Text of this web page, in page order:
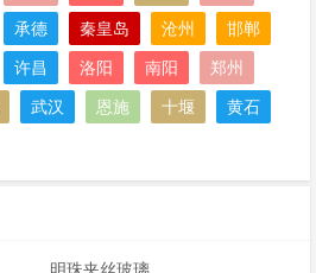
承德 秦皇岛 沧州 邯郸
许昌 洛阳 南阳 郑州
武汉 恩施 十堰 黄石
明珠夹丝玻璃